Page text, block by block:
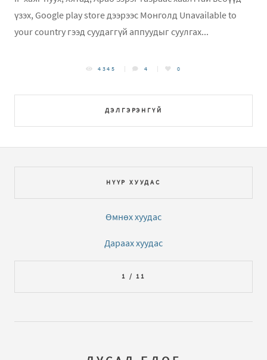
үзэх, Google play store дээрээс Монголд Unavailable to
your country гээд суудаггүй аппуудыг суулгах...
ДЭЛГЭРЭНГҮЙ
4345 4 0
НҮҮР ХУУДАС
Өмнөх хуудас
Дараах хуудас
1 / 11